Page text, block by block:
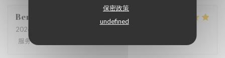
保密政策
undefined
Benjamin
2026-07-19
服务: